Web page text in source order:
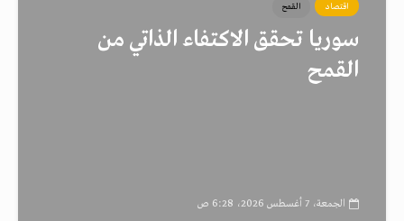
اقتصاد القمح
سوريا تحقق الاكتفاء الذاتي من
القمح
الجمعة، 7 أغسطس 2026، 6:28 ص